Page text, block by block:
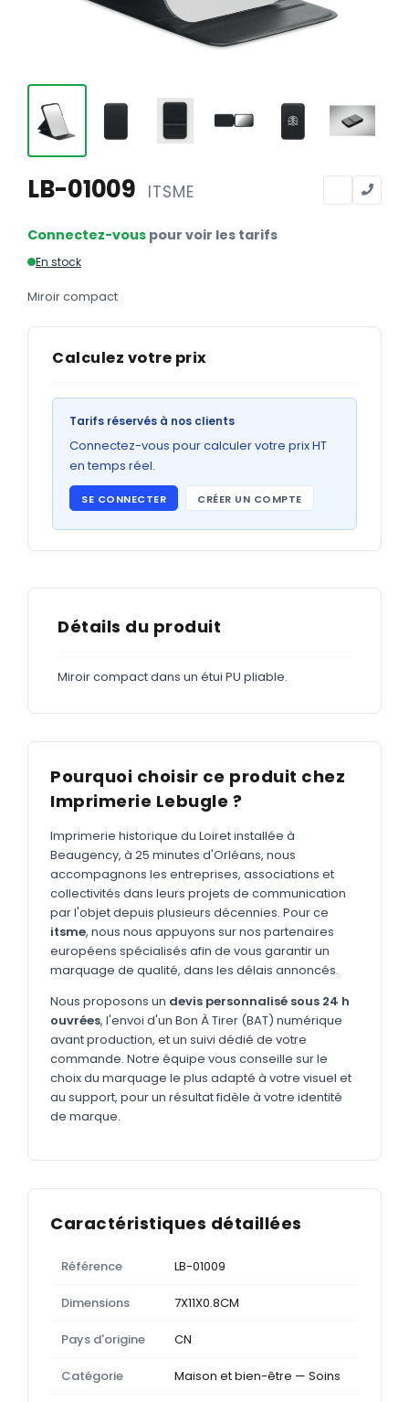
Calendriers
Calendriers bancaires
Tête de lettre
Enveloppes
Sous-mains
Chemises
GRAND FORMAT
Abribus
ADHÉSIFS
Adhésifs vitrine
Tee-shirts Nouveau
Polos Nouveau
Sweatshirts
GOODIES
Bureau & écriture
Sacs & voyages
Verres & déjeuner
Technologie
Vêtements
Outils & porte-clés
Cuisine
LB-01009 ITSME
Connectez-vous pour voir les tarifs
En stock
Miroir compact
Calculez votre prix
Tarifs réservés à nos clients
Connectez-vous pour calculer votre prix HT
en temps réel.
SE CONNECTER CRÉER UN COMPTE
Détails du produit
Miroir compact dans un étui PU pliable.
Pourquoi choisir ce produit chez
Imprimerie Lebugle ?
Imprimerie historique du Loiret installée à
Beaugency, à 25 minutes d'Orléans, nous
accompagnons les entreprises, associations et
collectivités dans leurs projets de communication
par l'objet depuis plusieurs décennies. Pour ce
itsme, nous nous appuyons sur nos partenaires
européens spécialisés afin de vous garantir un
marquage de qualité, dans les délais annoncés.
Nous proposons un devis personnalisé sous 24 h
ouvrées, l'envoi d'un Bon À Tirer (BAT) numérique
avant production, et un suivi dédié de votre
commande. Notre équipe vous conseille sur le
choix du marquage le plus adapté à votre visuel et
au support, pour un résultat fidèle à votre identité
de marque.
Caractéristiques détaillées
Référence LB-01009
Dimensions 7X11X0.8CM
Pays d'origine CN
Catégorie Maison et bien-être — Soins